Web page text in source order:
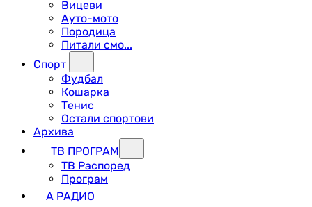
Вицеви
Ауто-мото
Породица
Питали смо...
Спорт
Фудбал
Кошарка
Тенис
Остали спортови
Архива
ТВ ПРОГРАМ
ТВ Распоред
Програм
А РАДИО